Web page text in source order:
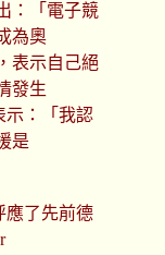
：「電子競
為奧
表示自己絕
發生
示：「我認
是
應了先前德